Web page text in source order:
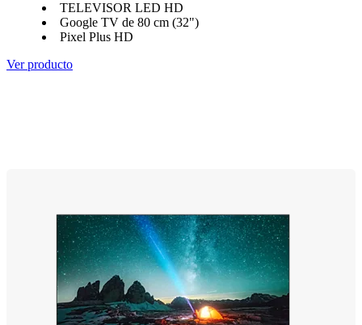
TELEVISOR LED HD
Google TV de 80 cm (32")
Pixel Plus HD
Ver producto